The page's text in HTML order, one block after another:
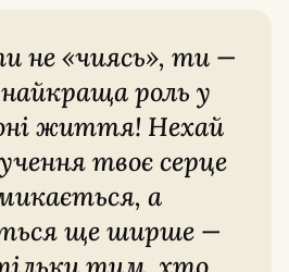
найкраща роль у
життя! Нехай
твоє серце
а
ще ширше —